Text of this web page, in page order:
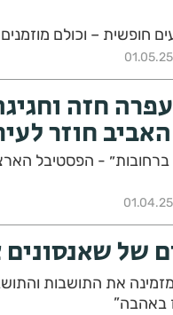
חופשית – וכולם
01.05.25
חזה
חוזר
ברחובות״ - הפסטיבל
01.04.25
של
את התושבות
באהבה”